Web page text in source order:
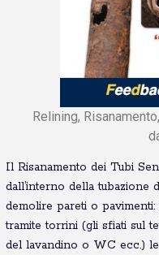
Relining,
Il Risanamento dei Tubi
dall’interno della tubazione
demolire pareti o
tramite torrini (gli sfiati sul
del lavandino o WC ecc.)